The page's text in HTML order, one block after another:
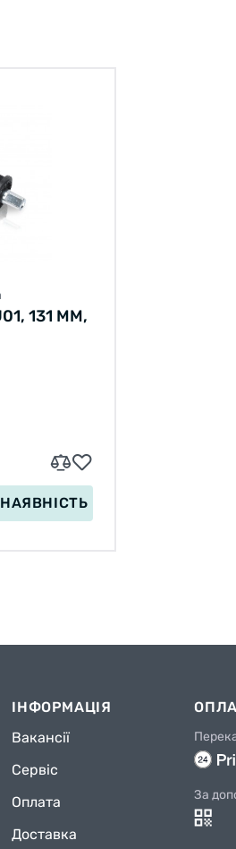
131 ММ,
ІНФОРМАЦІЯ
Вакансії
Сервіс
Оплата
Доставка
За